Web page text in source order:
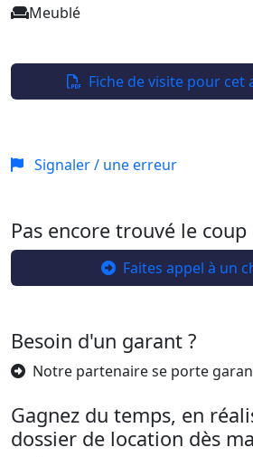
Meublé
Fiche de visite pour
Signaler / une erreur
Pas encore trouvé le coup
Faites appel à un
Besoin d'un garant ?
Notre partenaire se porte
Gagnez du temps, en
dossier de location dès